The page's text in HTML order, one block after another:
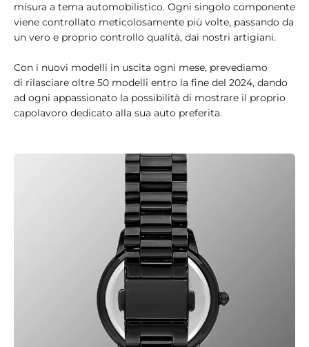
misura a tema automobilistico. Ogni singolo componente
viene controllato meticolosamente più volte, passando da
un vero e proprio controllo qualità, dai nostri artigiani.
Con i nuovi modelli in uscita ogni mese, prevediamo
di rilasciare oltre 50 modelli entro la fine del 2024, dando
ad ogni appassionato la possibilità di mostrare il proprio
capolavoro dedicato alla sua auto preferita.